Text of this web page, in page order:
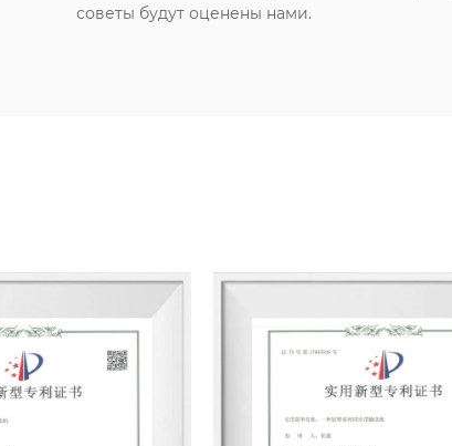
советы будут оценены нами.